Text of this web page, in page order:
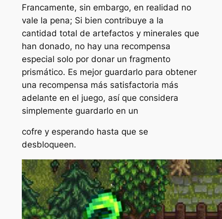
Francamente, sin embargo, en realidad no
vale la pena; Si bien contribuye a la
cantidad total de artefactos y minerales que
han donado, no hay una recompensa
especial solo por donar un fragmento
prismático. Es mejor guardarlo para obtener
una recompensa más satisfactoria más
adelante en el juego, así que considera
simplemente guardarlo en un
cofre y esperando hasta que se
desbloqueen.